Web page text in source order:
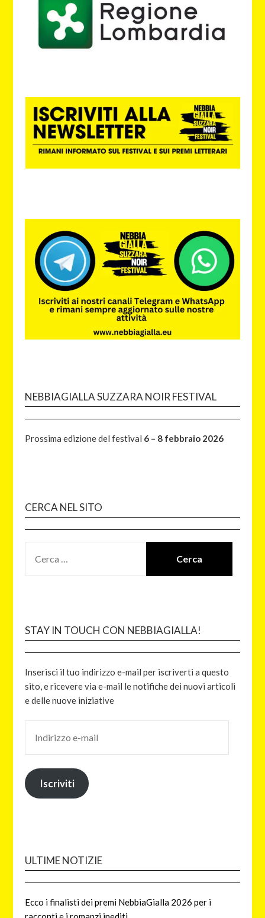
NEBBIAGIALLA SUZZARA NOIR FESTIVAL
Prossima edizione del festival 6 – 8 febbraio 2026
CERCA NEL SITO
STAY IN TOUCH CON NEBBIAGIALLA!
Inserisci il tuo indirizzo e-mail per iscriverti a questo
sito, e ricevere via e-mail le notifiche dei nuovi articoli
e delle nuove iniziative
Iscriviti
ULTIME NOTIZIE
Ecco i finalisti dei premi NebbiaGialla 2026 per i